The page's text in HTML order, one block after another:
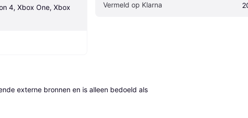
4, Xbox One, Xbox
Vermeld op Klarna
externe bronnen en is alleen bedoeld als